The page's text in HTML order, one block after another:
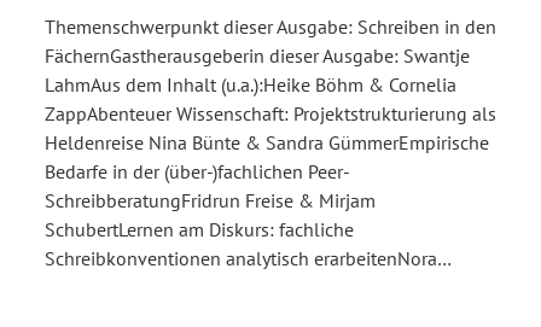
Themenschwerpunkt dieser Ausgabe: Schreiben in den
FächernGastherausgeberin dieser Ausgabe: Swantje
LahmAus dem Inhalt (u.a.):Heike Böhm & Cornelia
ZappAbenteuer Wissenschaft: Projektstrukturierung als
Heldenreise Nina Bünte & Sandra GümmerEmpirische
Bedarfe in der (über-)fachlichen Peer-
SchreibberatungFridrun Freise & Mirjam
SchubertLernen am Diskurs: fachliche
Schreibkonventionen analytisch erarbeitenNora…